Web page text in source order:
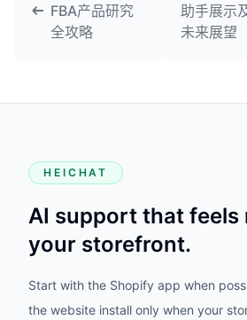
FBA产品研究
全攻略
助手展示
未来展望
HEICHAT
AI support that feels
your storefront.
Start with the Shopify app when
the website install only when your